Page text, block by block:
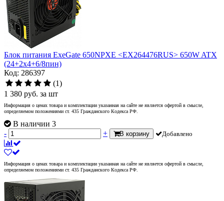
Блок питания ExeGate 650NPXE <EX264476RUS> 650W ATX
(24+2x4+6/8пин)
Код: 286397
(1)
1 380 руб. за шт
Информация о ценах товара и комплектации указанная на сайте не является офертой в смысле,
определяемом положениями ст. 435 Гражданского Кодекса РФ.
В наличии 3
-
+ В корзину Добавлено
Информация о ценах товара и комплектации указанная на сайте не является офертой в смысле,
определяемом положениями ст. 435 Гражданского Кодекса РФ.